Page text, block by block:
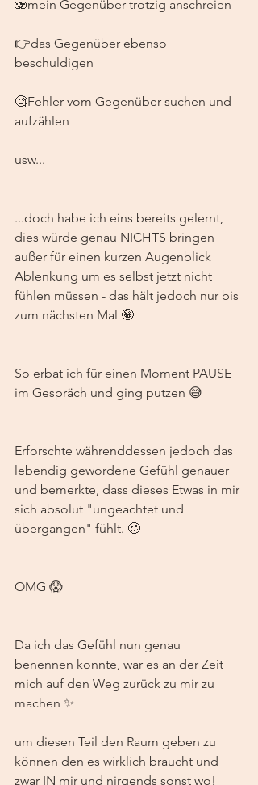
🫨mein Gegenüber trotzig anschreien
👉das Gegenüber ebenso
beschuldigen
🧐Fehler vom Gegenüber suchen und
aufzählen
usw...
...doch habe ich eins bereits gelernt,
dies würde genau NICHTS bringen
außer für einen kurzen Augenblick
Ablenkung um es selbst jetzt nicht
fühlen müssen - das hält jedoch nur bis
zum nächsten Mal 🤪
So erbat ich für einen Moment PAUSE
im Gespräch und ging putzen 😅
Erforschte währenddessen jedoch das
lebendig gewordene Gefühl genauer
und bemerkte, dass dieses Etwas in mir
sich absolut "ungeachtet und
übergangen" fühlt. 🥴
OMG 😱
Da ich das Gefühl nun genau
benennen konnte, war es an der Zeit
mich auf den Weg zurück zu mir zu
machen ✨
um diesen Teil den Raum geben zu
können den es wirklich braucht und
zwar IN mir und nirgends sonst wo!